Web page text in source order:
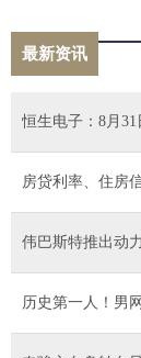
最新资讯
恒生电子：8月
房贷利率、住房
伟巴斯特推出动
历史第一人！男